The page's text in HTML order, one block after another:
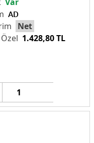
AD
Net
1.428,80 TL